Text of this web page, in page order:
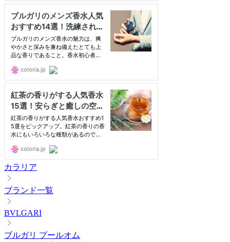
カラリア
ブランド一覧
BVLGARI
ブルガリ プールオム